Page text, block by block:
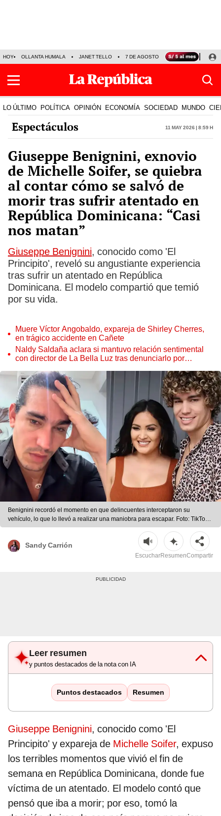
HOY OLLANTA HUMALA JANET TELLO 7 DE AGOSTO TINKA RESULTADOS
LO ÚLTIMO POLÍTICA OPINIÓN ECONOMÍA SOCIEDAD MUNDO
Espectáculos 11 May 2026 | 8:59 h
Giuseppe Benignini, exnovio
de Michelle Soifer, se quiebra
al contar cómo se salvó de
morir tras sufrir atentado en
República Dominicana: “Casi
nos matan”
Giuseppe Benignini, conocido como 'El
Principito', reveló su angustiante experiencia
tras sufrir un atentado en República
Dominicana. El modelo compartió que temió
por su vida.
Muere Víctor Angobaldo, expareja de Shirley Cherres,
en trágico accidente en Cañete
Naldy Saldaña aclara si mantuvo relación sentimental
con director de La Bella Luz tras denunciarlo por
Benignini recordó el momento en que delincuentes interceptaron su
vehículo, lo que lo llevó a realizar una maniobra para escapar. Foto: TikTok |
Foto: TikTok
Sandy Carrión
EscucharResumenCompartir
Leer resumen
y puntos destacados de la nota con IA
Puntos destacados Resumen
Giuseppe Benignini, conocido como 'El
Principito' y expareja de Michelle Soifer, expuso
los terribles momentos que vivió el fin de
semana en República Dominicana, donde fue
víctima de un atentado. El modelo contó que
pensó que iba a morir; por eso, tomó la